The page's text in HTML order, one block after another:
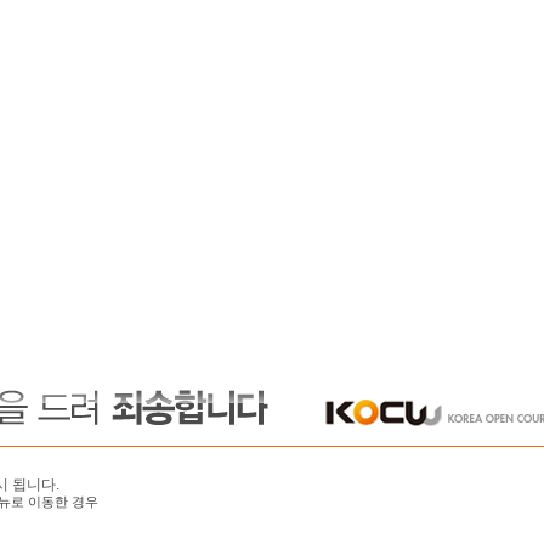
됩니다.
로 이동한 경우